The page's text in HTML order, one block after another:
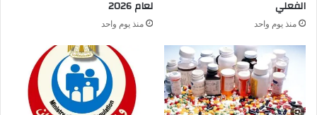
الفعلي
منذ يوم واحد
لعام 2026
منذ يوم واحد